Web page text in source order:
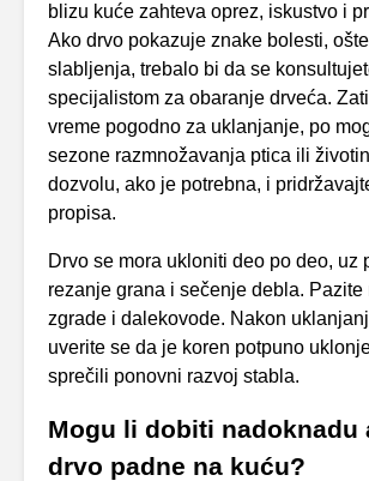
blizu kuće zahteva oprez, iskustvo i
Ako drvo pokazuje znake bolesti,
slabljenja, trebalo bi da se
specijalistom za obaranje drveća.
vreme pogodno za uklanjanje, po
sezone razmnožavanja ptica ili
dozvolu, ako je potrebna, i
propisa.
Drvo se mora ukloniti deo po deo, uz
rezanje grana i sečenje debla. Pazite
zgrade i dalekovode. Nakon
uverite se da je koren potpuno
sprečili ponovni razvoj stabla.
Mogu li dobiti nadoknadu
drvo padne na kuću?